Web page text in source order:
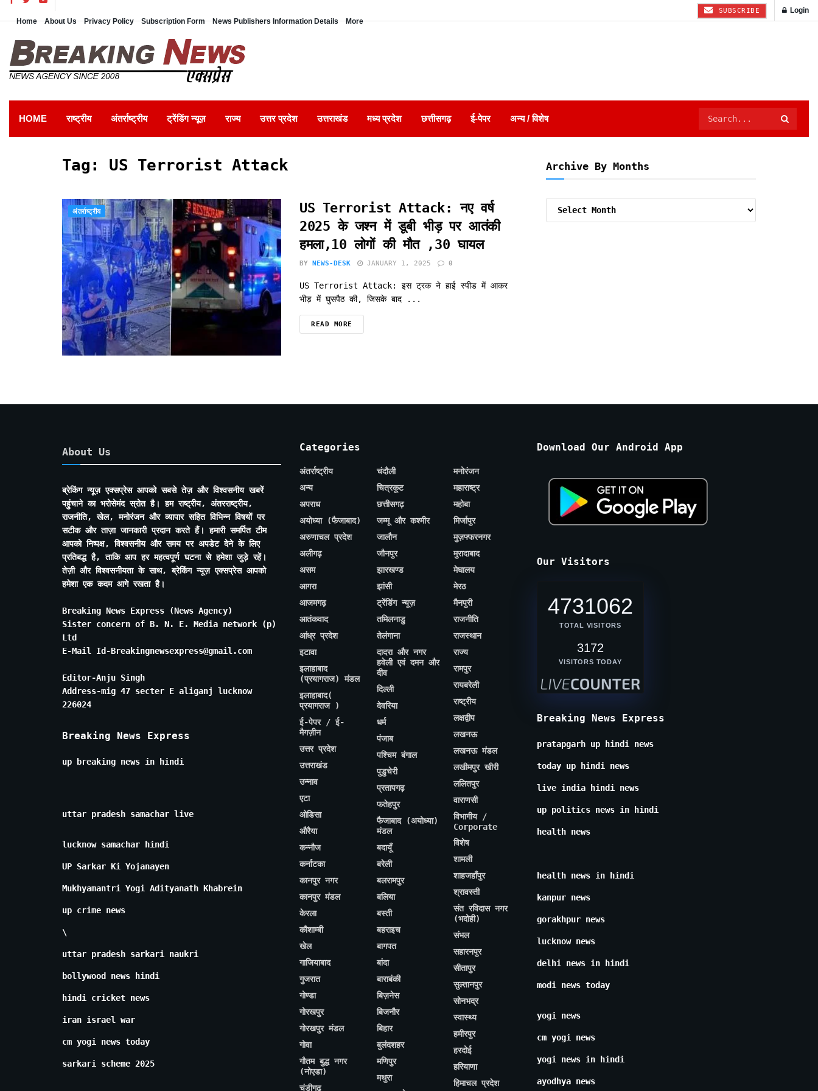
Home About Us Privacy Policy Subscription Form News Publishers Information Details More
SUBSCRIBE Login
HOME राष्ट्रीय अंतर्राष्ट्रीय ट्रेंडिंग न्यूज़ राज्य उत्तर प्रदेश उत्तराखंड मध्य प्रदेश छत्तीसगढ़ ई-पेपर अन्य / विशेष
Tag: US Terrorist Attack
अंतर्राष्ट्रीय
US Terrorist Attack: नए वर्ष
2025 के जश्न में डूबी भीड़ पर आतंकी
हमला,10 लोगों की मौत ,30 घायल
BY NEWS-DESK JANUARY 1, 2025 0
US Terrorist Attack: इस ट्रक ने हाई स्पीड में आकर
भीड़ में घुसपैठ की, जिसके बाद ...
READ MORE
Archive By Months
About Us
ब्रेकिंग न्यूज़ एक्सप्रेस आपको सबसे तेज़ और विश्वसनीय खबरें
पहुंचाने का भरोसेमंद स्रोत है। हम राष्ट्रीय, अंतरराष्ट्रीय,
राजनीति, खेल, मनोरंजन और व्यापार सहित विभिन्न विषयों पर
सटीक और ताज़ा जानकारी प्रदान करते हैं। हमारी समर्पित टीम
आपको निष्पक्ष, विश्वसनीय और समय पर अपडेट देने के लिए
प्रतिबद्ध है, ताकि आप हर महत्वपूर्ण घटना से हमेशा जुड़े रहें।
तेज़ी और विश्वसनीयता के साथ, ब्रेकिंग न्यूज़ एक्सप्रेस आपको
हमेशा एक कदम आगे रखता है।
Breaking News Express (News Agency)
Sister concern of B. N. E. Media network (p)
Ltd
E-Mail Id-Breakingnewsexpress@gmail.com
Editor-Anju Singh
Address-mig 47 secter E aliganj lucknow
226024
Breaking News Express
up breaking news in hindi
uttar pradesh samachar live
lucknow samachar hindi
UP Sarkar Ki Yojanayen
Mukhyamantri Yogi Adityanath Khabrein
up crime news
\
uttar pradesh sarkari naukri
bollywood news hindi
hindi cricket news
iran israel war
cm yogi news today
sarkari scheme 2025
Categories
अंतर्राष्ट्रीय
अन्य
अपराध
अयोध्या (फैजाबाद)
अरुणाचल प्रदेश
अलीगढ़
असम
आगरा
आजमगढ़
आतंकवाद
आंध्र प्रदेश
इटावा
इलाहाबाद
(प्रयागराज) मंडल
इलाहाबाद(
प्रयागराज )
ई-पेपर / ई-
मैगज़ीन
उत्तर प्रदेश
उत्तराखंड
उन्नाव
एटा
ओडिसा
औरैया
कन्नौज
कर्नाटका
कानपुर नगर
कानपुर मंडल
केरला
कौशाम्बी
खेल
गाजियाबाद
गुजरात
गोण्डा
गोरखपुर
गोरखपुर मंडल
गोवा
गौतम बुद्ध नगर
(नोएडा)
चंडीगढ़
चंदौली
चित्रकूट
छत्तीसगढ़
जम्मू और कश्मीर
जालौन
जौनपुर
झारखण्ड
झांसी
ट्रेंडिंग न्यूज़
तमिलनाडु
तेलंगाना
दादरा और नगर
हवेली एवं दमन और
दीव
दिल्ली
देवरिया
धर्म
पंजाब
पश्चिम बंगाल
पुडुचेरी
प्रतापगढ़
फतेहपुर
फैजाबाद (अयोध्या)
मंडल
बदायूँ
बरेली
बलरामपुर
बलिया
बस्ती
बहराइच
बागपत
बांदा
बाराबंकी
बिज़नेस
बिजनौर
बिहार
बुलंदशहर
मणिपुर
मथुरा
मनोरंजन
महाराष्ट्र
महोबा
मिर्जापुर
मुज़फ्फरनगर
मुरादाबाद
मेघालय
मेरठ
मैनपुरी
राजनीति
राजस्थान
राज्य
रामपुर
रायबरेली
राष्ट्रीय
लक्षद्वीप
लखनऊ
लखनऊ मंडल
लखीमपुर खीरी
ललितपुर
वाराणसी
विभागीय /
Corporate
विशेष
शामली
शाहजहाँपुर
श्रावस्ती
संत रविदास नगर
(भदोही)
संभल
सहारनपुर
सीतापुर
सुल्तानपुर
सोनभद्र
स्वास्थ्य
हमीरपुर
हरदोई
हरियाणा
हिमाचल प्रदेश
Download Our Android App
Our Visitors
4731062
TOTAL VISITORS
3172
VISITORS TODAY
Breaking News Express
pratapgarh up hindi news
today up hindi news
live india hindi news
up politics news in hindi
health news
health news in hindi
kanpur news
gorakhpur news
lucknow news
delhi news in hindi
modi news today
yogi news
cm yogi news
yogi news in hindi
ayodhya news